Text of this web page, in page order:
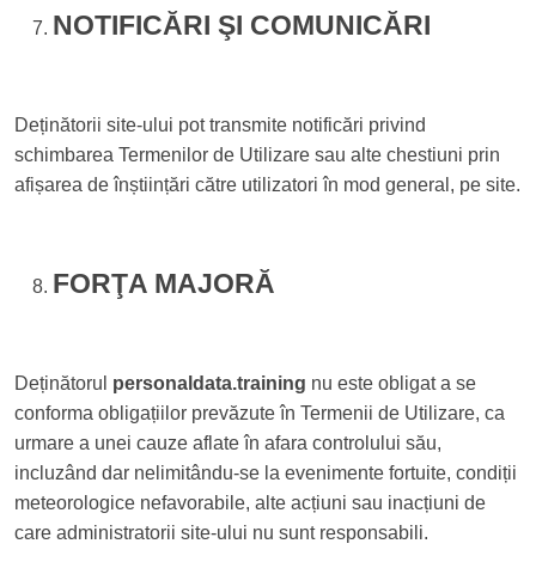
NOTIFICĂRI ŞI COMUNICĂRI
Deținătorii site-ului pot transmite notificări privind
schimbarea Termenilor de Utilizare sau alte chestiuni prin
afișarea de înștiințări către utilizatori în mod general, pe site.
FORŢA MAJORĂ
Deținătorul personaldata.training nu este obligat a se
conforma obligațiilor prevăzute în Termenii de Utilizare, ca
urmare a unei cauze aflate în afara controlului său,
incluzând dar nelimitându-se la evenimente fortuite, condiții
meteorologice nefavorabile, alte acțiuni sau inacțiuni de
care administratorii site-ului nu sunt responsabili.